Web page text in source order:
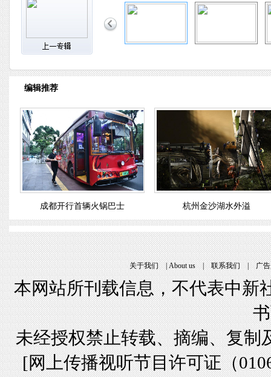
编辑推荐
成都开行首辆火锅巴士 杭州金沙湖水外溢
关于我们 | About u | 联系我们 | 广
本网站所刊载信息，不代表中新
未经授权禁止转载、摘编、复制
[网上传播视听节目许可证（